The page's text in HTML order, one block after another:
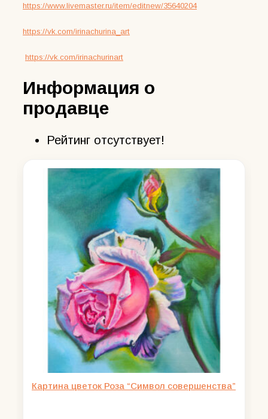
https://www.livemaster.ru/item/editnew/35640204
https://vk.com/irinachurina_art
https://vk.com/irinachurinart
Информация о
продавце
Рейтинг отсутствует!
Картина цветок Роза “Символ совершенства”